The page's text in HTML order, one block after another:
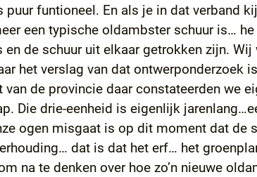
funtioneel. En als je in dat verband
een typische oldambster schuur is…
de schuur uit elkaar getrokken zijn. Wij
het verslag van dat ontwerponderzoek
de provincie daar constateerden we
Die drie-eenheid is eigenlijk
ogen misgaat is op dit moment dat de
dat is dat het erf… het
na te denken over hoe zo’n nieuwe